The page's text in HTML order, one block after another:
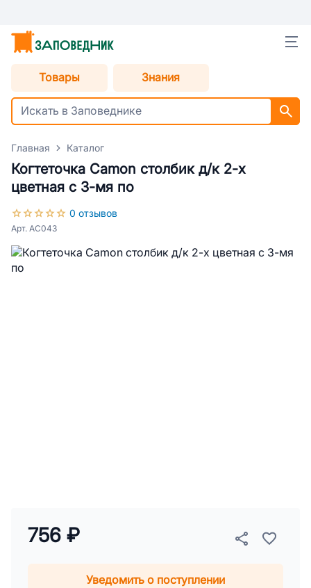
Товары Знания
Главная Каталог
Когтеточка Camon столбик д/к 2-х
цветная с 3-мя по
0 отзывов
Арт. AC043
756 ₽
Уведомить о поступлении